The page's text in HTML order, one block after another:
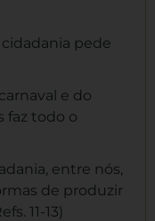
cidadania pede
e do
faz todo o
entre nós,
de produzir
11-13)